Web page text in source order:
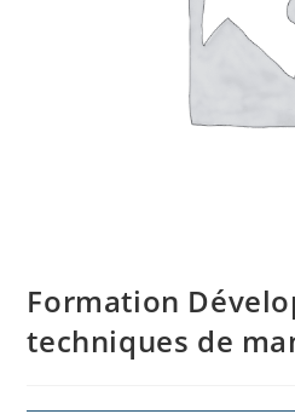
Formation
techniques de